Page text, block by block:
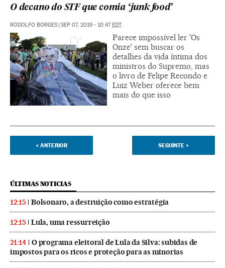
O decano do STF que comia ‘junk food’
RODOLFO BORGES | SEP 07, 2019 - 10:47EDT
Parece impossível ler 'Os
Onze' sem buscar os
detalhes da vida íntima dos
ministros do Supremo, mas
o livro de Felipe Recondo e
Luiz Weber oferece bem
mais do que isso
< ANTERIOR SEGUINTE >
ÚLTIMAS NOTICIAS
12:15 Bolsonaro, a destruição como estratégia
12:15 Lula, uma ressurreição
21:14
O programa eleitoral de Lula da Silva: subidas de
impostos para os ricos e proteção para as minorias